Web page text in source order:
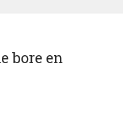
bore en